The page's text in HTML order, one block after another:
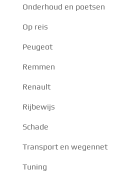
Onderhoud en poetsen
Op reis
Peugeot
Remmen
Renault
Rijbewijs
Schade
Transport en wegennet
Tuning